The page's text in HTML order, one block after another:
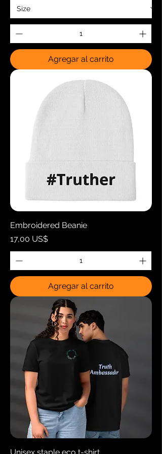
Agregar al carrito
Embroidered Beanie
Precio
17,00 US$
Agregar al carrito
Unisex staple eco t-shirt